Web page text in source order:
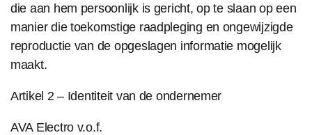
die aan hem persoonlijk is gericht, op te slaan op een
manier die toekomstige raadpleging en ongewijzigde
reproductie van de opgeslagen informatie mogelijk
maakt.
Artikel 2 – Identiteit van de ondernemer
AVA Electro v.o.f.